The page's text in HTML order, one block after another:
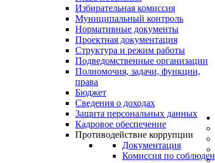
Избирательная комиссия
Муниципальный контроль
Нормативные документы
Проектная документация
Структура и режим работы
Подведомственные организации
Полномочия, задачи, функции,
права
Бюджет
Сведения о доходах
Защита персональных данных
Кадровое обеспечение
Противодействие коррупции
Документация
Комиссия по